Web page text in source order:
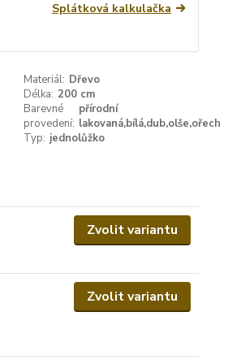
Splátková kalkulačka
Materiál: Dřevo
Délka: 200 cm
Barevné
provedení:
přírodní
lakovaná,bílá,dub,olše,ořech
Typ: jednolůžko
Zvolit variantu
Zvolit variantu